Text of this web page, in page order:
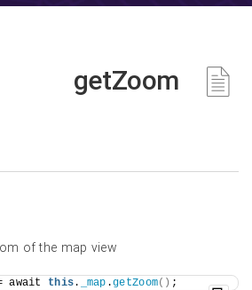
getZoom
of the map view
await this. _map .getZoom() ;